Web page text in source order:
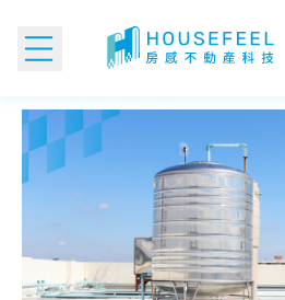
水塔｜為什麼要有水塔？家用水塔